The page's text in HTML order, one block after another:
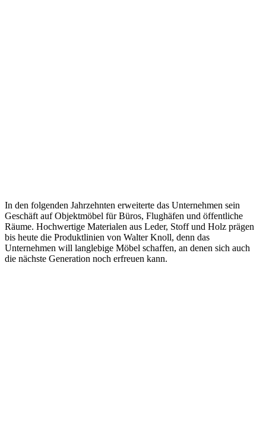
In den folgenden Jahrzehnten erweiterte das Unternehmen sein
Geschäft auf Objektmöbel für Büros, Flughäfen und öffentliche
Räume. Hochwertige Materialen aus Leder, Stoff und Holz prägen
bis heute die Produktlinien von Walter Knoll, denn das
Unternehmen will langlebige Möbel schaffen, an denen sich auch
die nächste Generation noch erfreuen kann.